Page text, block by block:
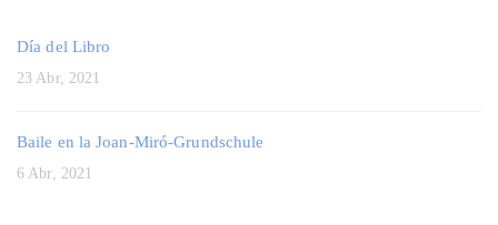
Día del Libro
23 Abr, 2021
Baile en la Joan-Miró-Grundschule
6 Abr, 2021